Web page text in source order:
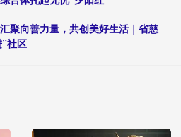
聚向善力量，共创美好生活｜省慈
社区